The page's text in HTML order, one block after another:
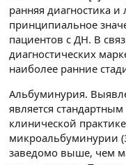
ранняя диагностика
принципиальное
пациентов с ДН. В
диагностических
наиболее ранние
Альбуминурия.
является
клинической
микроальбуминурии
заведомо выше, чем